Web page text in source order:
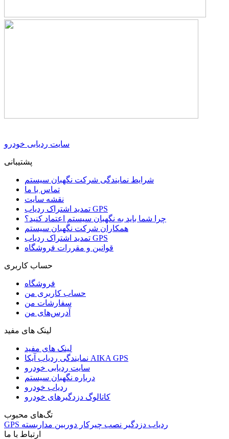
سایت ردیابی خودرو
پشتیبانی
شرایط نمایندگی شرکت نگهبان سیستم
تماس با ما
نقشه سایت
تمدید اشتراک ردیاب GPS
چرا شما باید به نگهبان سیستم اعتماد کنید؟
همکاران شرکت نگهبان سیستم
تمدید اشتراک ردیاب GPS
قوانین و مقررات فروشگاه
حساب کاربری
فروشگاه
حساب کاربری من
سفارشات من
آدرس‌های من
لینک های مفید
لینک های مفید
نمایندگی ردیاب آیکا AIKA GPS
سایت ردیابی خودرو
درباره نگهبان سیستم
ردیاب خودرو
کاتالوگ دزدگیرهای خودرو
تگ‌های محبوب
GPS
ردیاب دزدگیر نصب چیرکار دوربین مداربسته
ارتباط با ما